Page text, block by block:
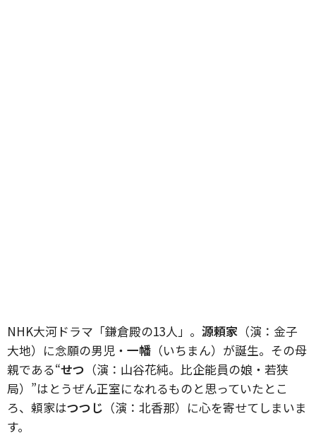
NHK大河ドラマ「鎌倉殿の13人」。 源頼家 （演：金子
大地）に念願の男児・ 一幡 （いちまん）が誕生。その母
親である“せつ （演：山谷花純。比企能員の娘・若狭
局）”はとうぜん正室になれるものと思っていたとこ
ろ、頼家はつつじ （演：北香那）に心を寄せてしまいま
す。